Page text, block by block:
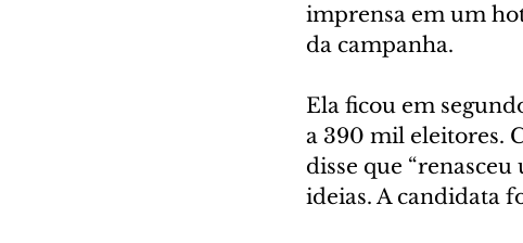
imprensa em um
da campanha.
Ela ficou em
a 390 mil eleitores.
disse que
ideias. A candidata